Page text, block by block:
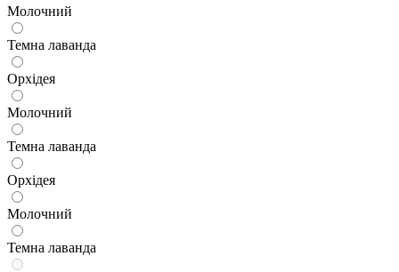
Молочний
Темна лаванда
Орхідея
Молочний
Темна лаванда
Орхідея
Молочний
Темна лаванда